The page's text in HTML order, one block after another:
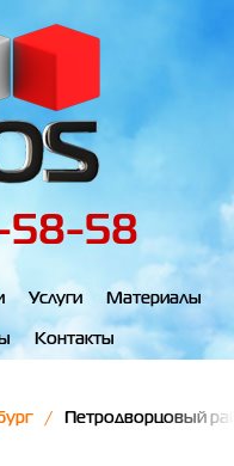
58-58
Услуги Материалы
Контакты
Петродворцовый